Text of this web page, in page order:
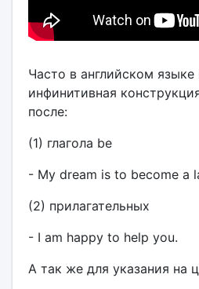
Часто в английском языке
инфинитивная
после:
(1) глагола be
- My dream is to become a
(2) прилагательных
- I am happy to help you.
А так же для указания на